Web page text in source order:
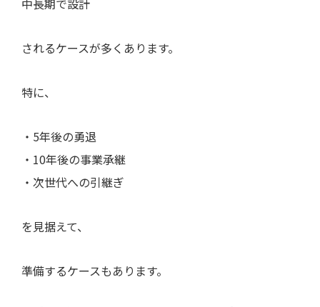
されるケースが多くあります。
特に、
・5年後の勇退
・10年後の事業承継
・次世代への引継ぎ
を見据えて、
準備するケースもあります。